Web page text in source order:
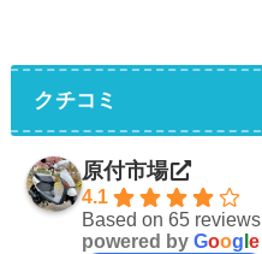
クチコミ
原付市場
4.1
Based on 65 reviews
powered by Goog e